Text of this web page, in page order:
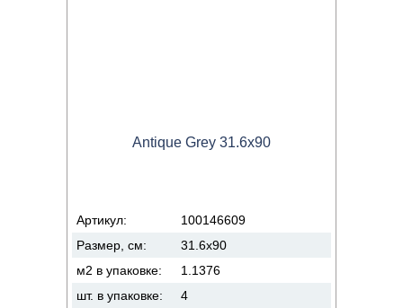
Antique Grey 31.6x90
Артикул:
100146609
Размер, см:
31.6x90
м2 в упаковке:
1.1376
шт. в упаковке:
4